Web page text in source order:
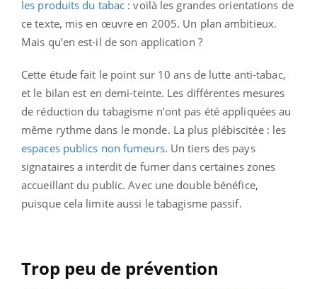
les produits du tabac : voilà les grandes orientations de
ce texte, mis en œuvre en 2005. Un plan ambitieux.
Mais qu’en est-il de son application ?
Cette étude fait le point sur 10 ans de lutte anti-tabac,
et le bilan est en demi-teinte. Les différentes mesures
de réduction du tabagisme n’ont pas été appliquées au
même rythme dans le monde. La plus plébiscitée : les
espaces publics non fumeurs. Un tiers des pays
signataires a interdit de fumer dans certaines zones
accueillant du public. Avec une double bénéfice,
puisque cela limite aussi le tabagisme passif.
Trop peu de prévention